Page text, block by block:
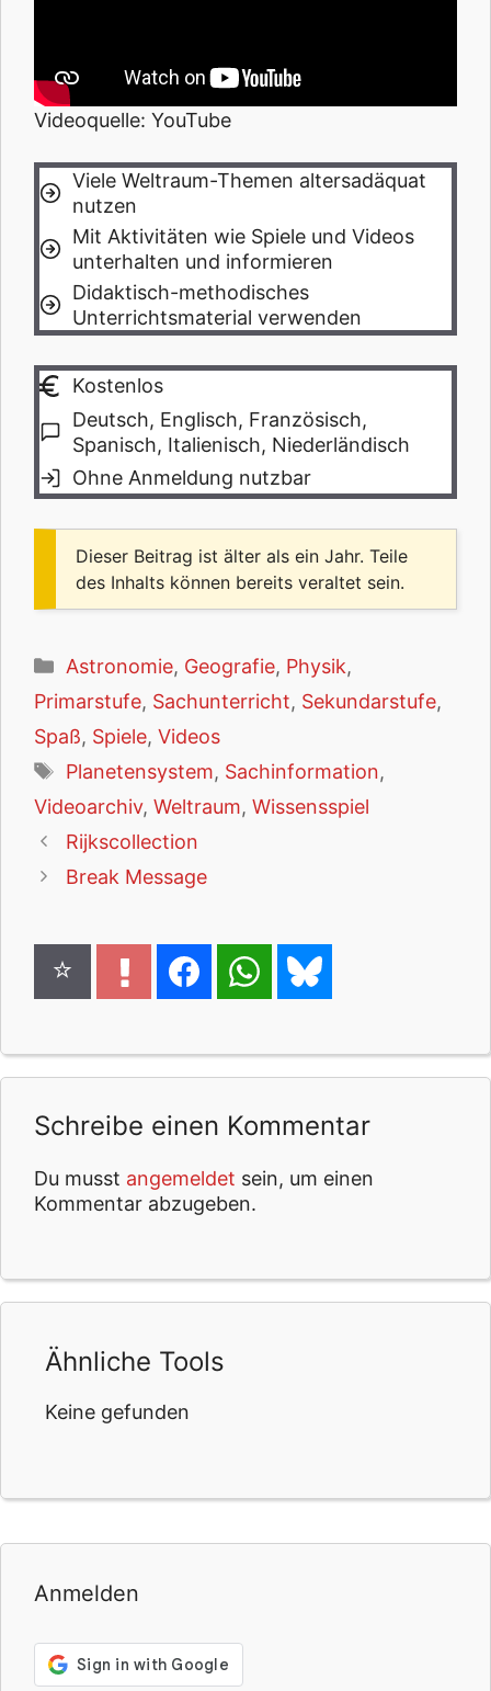
Videoquelle: YouTube
Viele Weltraum-Themen altersadäquat
nutzen
Mit Aktivitäten wie Spiele und Videos
unterhalten und informieren
Didaktisch-methodisches
Unterrichtsmaterial verwenden
Kostenlos
Deutsch, Englisch, Französisch,
Spanisch, Italienisch, Niederländisch
Ohne Anmeldung nutzbar
Dieser Beitrag ist älter als ein Jahr. Teile
des Inhalts können bereits veraltet sein.
Kategorien
Astronomie, Geografie, Physik,
Primarstufe, Sachunterricht, Sekundarstufe,
Spaß, Spiele, Videos
Schlagwörter
Planetensystem, Sachinformation,
Videoarchiv, Weltraum, Wissensspiel
Rijkscollection
Break Message
Schreibe einen Kommentar
Du musst angemeldet sein, um einen
Kommentar abzugeben.
Ähnliche Tools
Keine gefunden
Anmelden